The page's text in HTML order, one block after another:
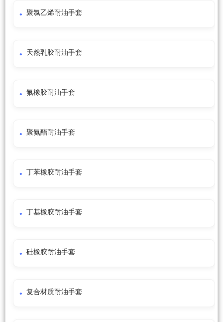
聚氯乙烯耐油手套
天然乳胶耐油手套
氟橡胶耐油手套
聚氨酯耐油手套
丁苯橡胶耐油手套
丁基橡胶耐油手套
硅橡胶耐油手套
复合材质耐油手套